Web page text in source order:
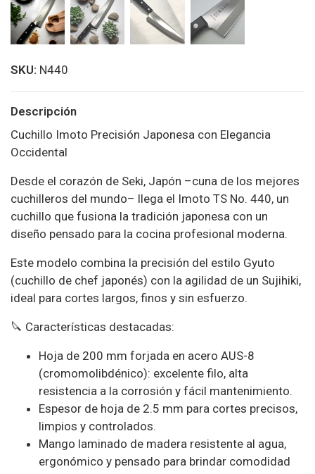
SKU: N440
Descripción
Cuchillo Imoto Precisión Japonesa con Elegancia
Occidental
Desde el corazón de Seki, Japón –cuna de los mejores
cuchilleros del mundo– llega el Imoto TS No. 440, un
cuchillo que fusiona la tradición japonesa con un
diseño pensado para la cocina profesional moderna.
Este modelo combina la precisión del estilo Gyuto
(cuchillo de chef japonés) con la agilidad de un Sujihiki,
ideal para cortes largos, finos y sin esfuerzo.
🔪 Características destacadas:
Hoja de 200 mm forjada en acero AUS-8
(cromomolibdénico): excelente filo, alta
resistencia a la corrosión y fácil mantenimiento.
Espesor de hoja de 2.5 mm para cortes precisos,
limpios y controlados.
Mango laminado de madera resistente al agua,
ergonómico y pensado para brindar comodidad